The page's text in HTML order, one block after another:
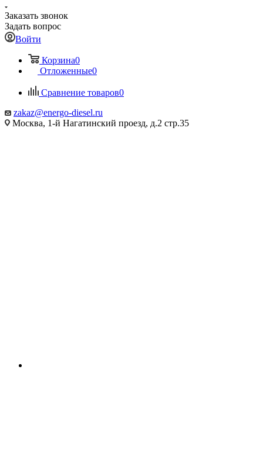
Заказать звонок
Задать вопрос
Войти
Корзина0
Отложенные0
Сравнение товаров0
zakaz@energo-diesel.ru
Москва, 1-й Нагатинский проезд, д.2 стр.35